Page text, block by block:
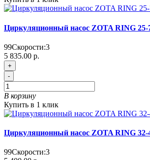
Циркуляционный насос ZOTA RING 25-
99Скорости:3
5 835.00 р.
+
-
В корзину
Купить в 1 клик
Циркуляционный насос ZOTA RING 32-
99Скорости:3